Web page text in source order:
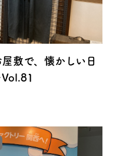
敷で、懐かしい日